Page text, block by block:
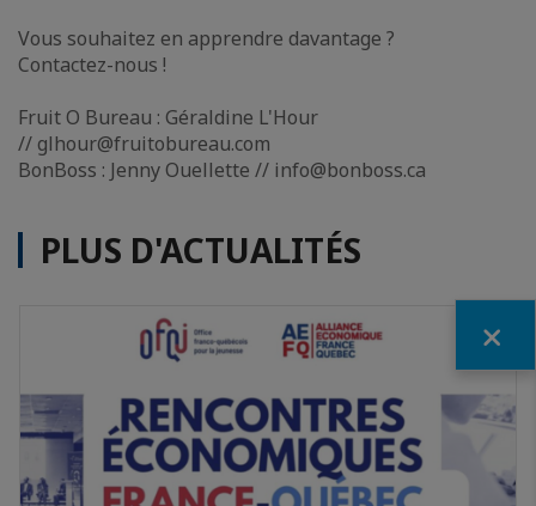
Vous souhaitez en apprendre davantage ?
Contactez-nous !
Fruit O Bureau : Géraldine L'Hour
// glhour@fruitobureau.com
BonBoss : Jenny Ouellette // info@bonboss.ca
PLUS D'ACTUALITÉS